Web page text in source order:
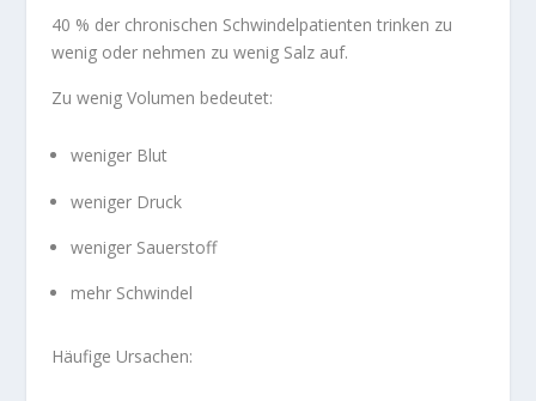
40 % der chronischen Schwindelpatienten trinken zu
wenig oder nehmen zu wenig Salz auf.
Zu wenig Volumen bedeutet:
weniger Blut
weniger Druck
weniger Sauerstoff
mehr Schwindel
Häufige Ursachen: